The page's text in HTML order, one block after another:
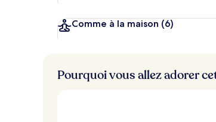
Comme à la maison (6)
Pourquoi vous allez adorer